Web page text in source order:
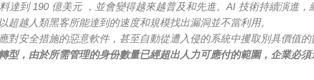
達到 190 億美元 ，並會變得越來越普及和先進。AI 技術持續演進，
越人類黑客所能達到的速度和規模找出漏洞並不當利用。
對安全措施的惡意軟件，甚至自動從遭入侵的系統中攫取別具價值的
型，由於所需管理的身份數量已經超出人力可應付的範圍，企業必